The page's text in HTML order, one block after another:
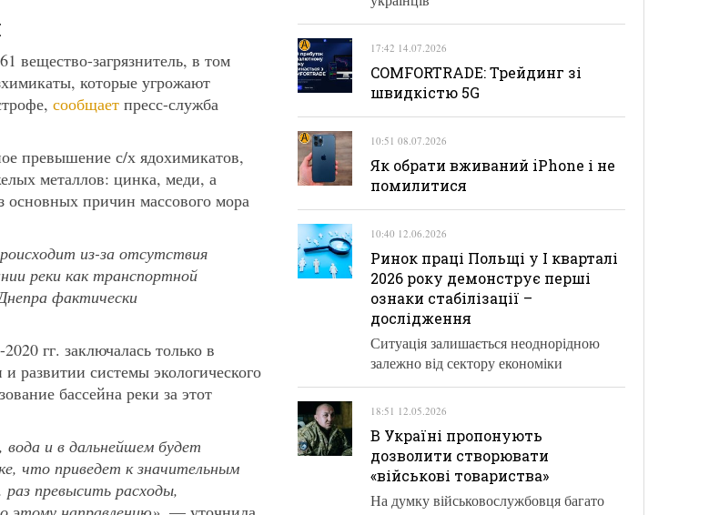
вещество-загрязнитель, в том
которые угрожают
сообщает пресс-служба
превышение с/х ядохимикатов,
металлов: цинка, меди, а
основных причин массового мора
из-за отсутствия
реки как транспортной
фактически
гг. заключалась только в
развитии системы экологического
бассейна реки за этот
вода и в дальнейшем будет
что приведет к значительным
превысить расходы,
17:42 14.07.2026
COMFORTRADE: Трейдинг зі
швидкістю 5G
10:51 08.07.2026
Як обрати вживаний iPhone і не
помилитися
10:40 12.06.2026
Ринок праці Польщі у І кварталі
2026 року демонструє перші
ознаки стабілізації –
дослідження
Ситуація залишається неоднорідною
залежно від сектору економіки
18:51 12.05.2026
В Україні пропонують
дозволити створювати
«військові товариства»
На думку військовослужбовця багато